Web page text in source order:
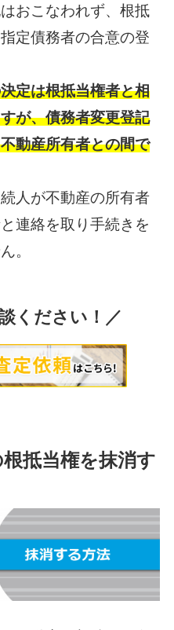
おこなわれず、根抵
定債務者の合意の登
定は根抵当権者と相
が、債務者変更登記
動産所有者との間で
人が不動産の所有者
連絡を取り手続きを
。
ください！／
抵当権を抹消す